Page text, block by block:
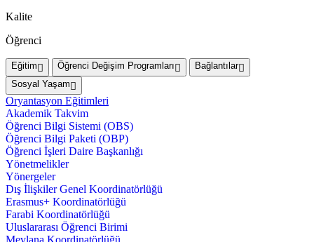
Kalite
Öğrenci
Eğitim Öğrenci Değişim Programları
Bağlantılar
Sosyal Yaşam
Oryantasyon Eğitimleri
Akademik Takvim
Öğrenci Bilgi Sistemi (OBS)
Öğrenci Bilgi Paketi (OBP)
Öğrenci İşleri Daire Başkanlığı
Yönetmelikler
Yönergeler
Dış İlişkiler Genel Koordinatörlüğü
Erasmus+ Koordinatörlüğü
Farabi Koordinatörlüğü
Uluslararası Öğrenci Birimi